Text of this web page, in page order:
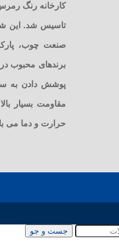
تاسیس شد. این
صنعت چوب،
برندهای محبوب
پوشش دادن به
مقاومت بسیار
حرارت و دما می
جست و جو